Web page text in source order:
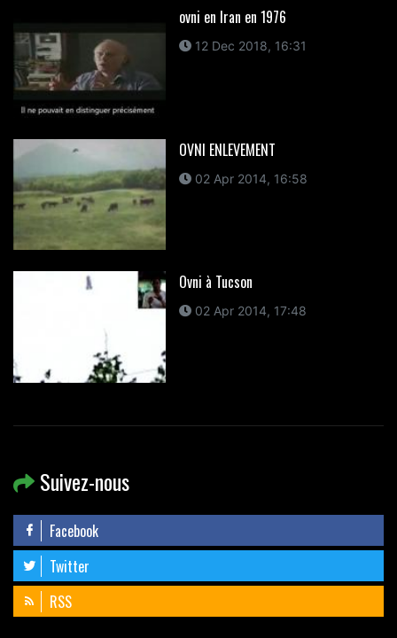
ovni en Iran en 1976
12 Dec 2018, 16:31
OVNI ENLEVEMENT
02 Apr 2014, 16:58
Ovni à Tucson
02 Apr 2014, 17:48
Suivez-nous
Facebook
Twitter
RSS